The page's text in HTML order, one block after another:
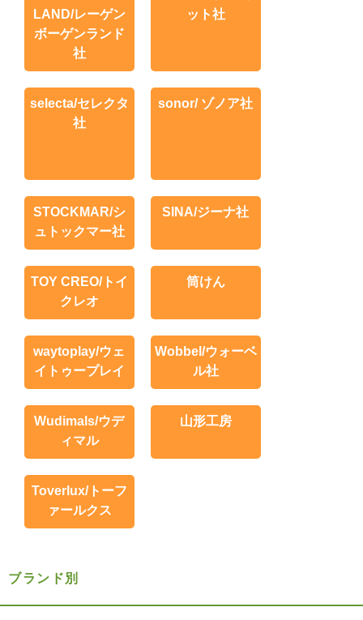
LAND/レーゲン
ボーゲンランド
社
ット社
selecta/セレクタ
社
sonor/ ゾノア社
STOCKMAR/シ
ュトックマー社
SINA/ジーナ社
TOY CREO/トイ
クレオ
筒けん
waytoplay/ウェ
イトゥープレイ
Wobbel/ウォーベ
ル社
Wudimals/ウデ
ィマル
山形工房
Toverlux/トーフ
ァールクス
ブランド別